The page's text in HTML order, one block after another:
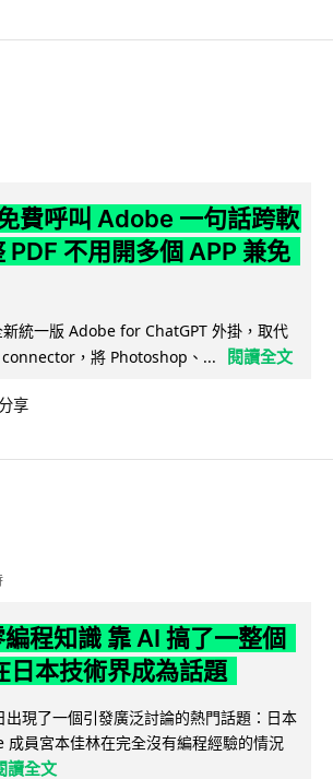
費呼叫 Adobe 一句話跨軟
PDF 不用開多個 APP 兼免
統一版 Adobe for ChatGPT 外掛，取代
，將 Photoshop、...
閱讀全文
享
編程知識 靠 AI 搞了一整個
日本技術界成為話題
出現了一個引發廣泛討論的熱門話題：日本
成員宮本佳林在完全沒有編程經驗的情況
讀全文